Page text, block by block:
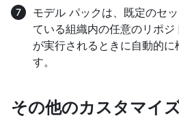
モデル パックは、既定のセ
ている組織内の任意のリポ
が実行されるときに自動的に
す。
その他のカスタマイ